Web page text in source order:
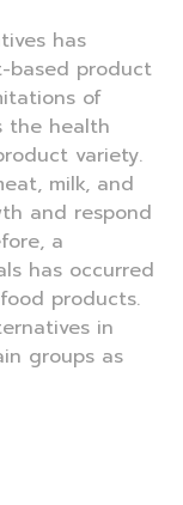
has
based product
of
the health
variety.
milk, and
and respond
a
has occurred
products.
in
groups as